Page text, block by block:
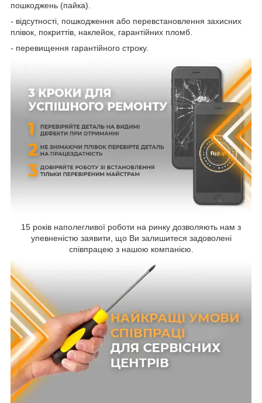
пошкоджень (пайка).
- відсутності, пошкодження або перевстановлення захисних
плівок, покриттів, наклейок, гарантійних пломб.
- перевищення гарантійного строку.
15 років наполегливої роботи на ринку дозволяють нам з
упевненістю заявити, що Ви залишитеся задоволені
співпрацею з нашою компанією.